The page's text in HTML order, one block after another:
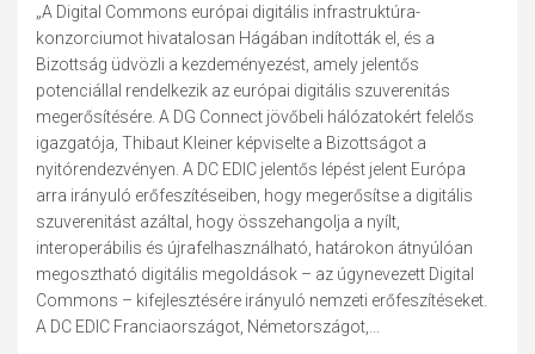
„A Digital Commons európai digitális infrastruktúra-
konzorciumot hivatalosan Hágában indították el, és a
Bizottság üdvözli a kezdeményezést, amely jelentős
potenciállal rendelkezik az európai digitális szuverenitás
megerősítésére. A DG Connect jövőbeli hálózatokért felelős
igazgatója, Thibaut Kleiner képviselte a Bizottságot a
nyitórendezvényen. A DC EDIC jelentős lépést jelent Európa
arra irányuló erőfeszítéseiben, hogy megerősítse a digitális
szuverenitást azáltal, hogy összehangolja a nyílt,
interoperábilis és újrafelhasználható, határokon átnyúlóan
megosztható digitális megoldások – az úgynevezett Digital
Commons – kifejlesztésére irányuló nemzeti erőfeszítéseket.
A DC EDIC Franciaországot, Németországot,...